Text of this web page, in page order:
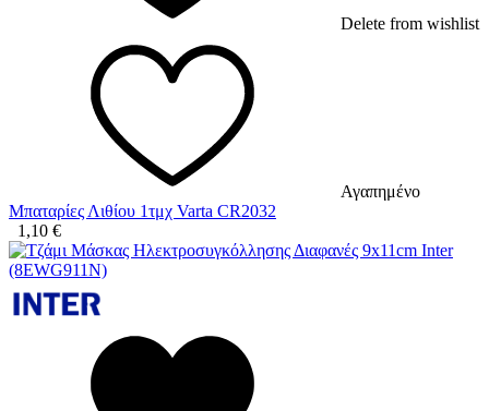
Delete from wishlist
Αγαπημένο
Μπαταρίες Λιθίου 1τμχ Varta CR2032
1,10 €